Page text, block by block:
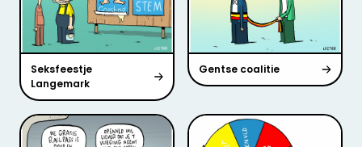
Seksfeestje
Langemark
Gentse coalitie